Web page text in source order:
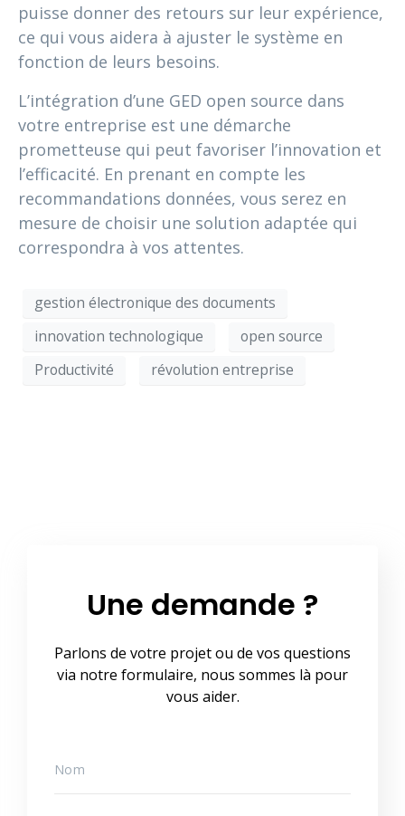
puisse donner des retours sur leur expérience,
ce qui vous aidera à ajuster le système en
fonction de leurs besoins.
L’intégration d’une GED open source dans
votre entreprise est une démarche
prometteuse qui peut favoriser l’innovation et
l’efficacité. En prenant en compte les
recommandations données, vous serez en
mesure de choisir une solution adaptée qui
correspondra à vos attentes.
gestion électronique des documents
innovation technologique
open source
Productivité
révolution entreprise
Une demande ?
Parlons de votre projet ou de vos questions
via notre formulaire, nous sommes là pour
vous aider.